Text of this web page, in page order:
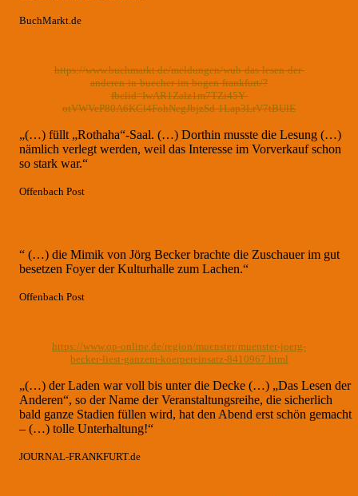
BuchMarkt.de
https://www.buchmarkt.de/meldungen/wub-das-lesen-der-
anderen-in-buecher-im-bogen-frankfurt/?
fbclid=IwAR1Zalz1m7TZi45Y-
otVWVeP80A6KCl4FohNegJbjzSd-1Lap3LrV7tBUlE
„(…) füllt „Rothaha“-Saal. (…) Dorthin musste die Lesung (…)
nämlich verlegt werden, weil das Interesse im Vorverkauf schon
so stark war.“
Offenbach Post
“ (…) die Mimik von Jörg Becker brachte die Zuschauer im gut
besetzen Foyer der Kulturhalle zum Lachen.“
Offenbach Post
https://www.op-online.de/region/muenster/muenster-joerg-
becker-liest-ganzem-koerpereinsatz-8410967.html
„(…) der Laden war voll bis unter die Decke (…) „Das Lesen der
Anderen“, so der Name der Veranstaltungsreihe, die sicherlich
bald ganze Stadien füllen wird, hat den Abend erst schön gemacht
– (…) tolle Unterhaltung!“
JOURNAL-FRANKFURT.de